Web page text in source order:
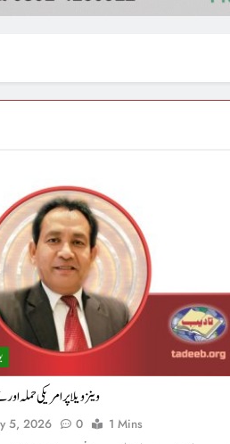
وینزویلا پر امریکی حملہ
5, 2026 0 1 Mins